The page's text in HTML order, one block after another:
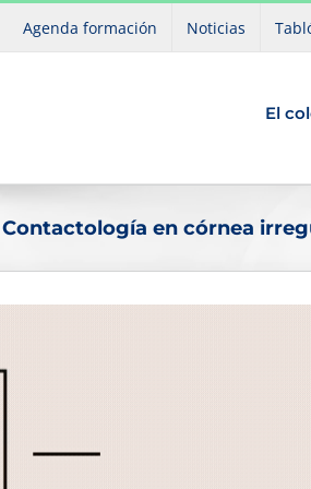
Agenda formación Noticias
El
en córnea